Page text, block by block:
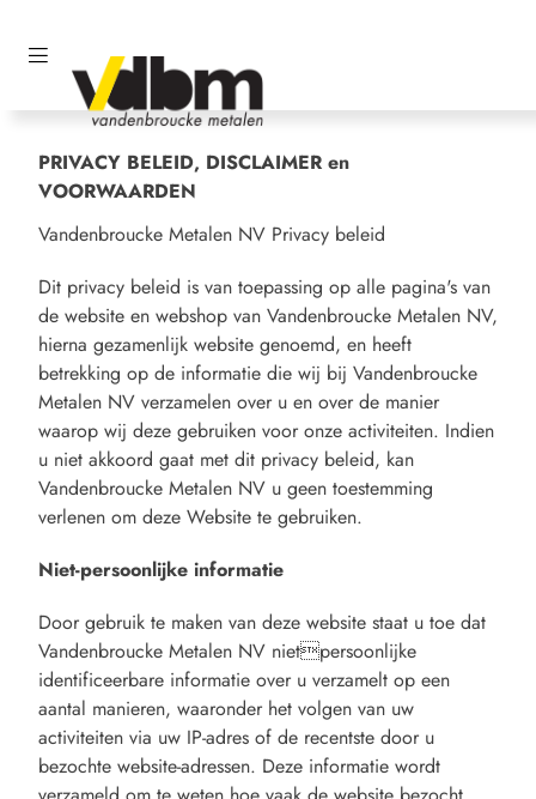
PRIVACY BELEID, DISCLAIMER en
VOORWAARDEN
Vandenbroucke Metalen NV Privacy beleid
Dit privacy beleid is van toepassing op alle pagina's van
de website en webshop van Vandenbroucke Metalen NV,
hierna gezamenlijk website genoemd, en heeft
betrekking op de informatie die wij bij Vandenbroucke
Metalen NV verzamelen over u en over de manier
waarop wij deze gebruiken voor onze activiteiten. Indien
u niet akkoord gaat met dit privacy beleid, kan
Vandenbroucke Metalen NV u geen toestemming
verlenen om deze Website te gebruiken.
Niet-persoonlijke informatie
Door gebruik te maken van deze website staat u toe dat
Vandenbroucke Metalen NV nietpersoonlijke
identificeerbare informatie over u verzamelt op een
aantal manieren, waaronder het volgen van uw
activiteiten via uw IP-adres of de recentste door u
bezochte website-adressen. Deze informatie wordt